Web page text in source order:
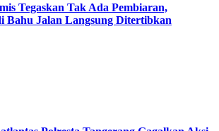
Tegaskan Tak Ada Pembiaran,
Bahu Jalan Langsung Ditertibkan